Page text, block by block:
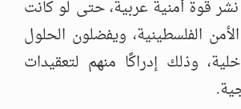
نشر قوة أمنية عربية، حتى لو كانت
الفلسطينية، ويفضلون الحلول
وذلك إدراكًا منهم لتعقيدات